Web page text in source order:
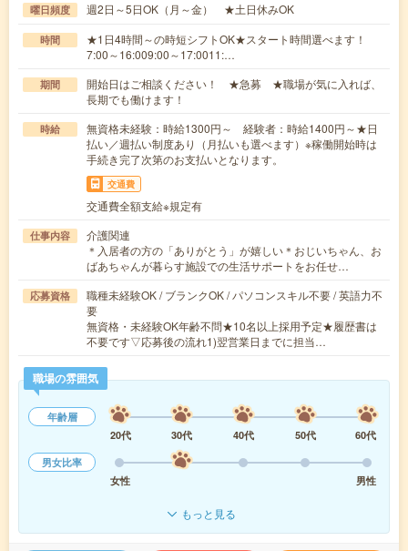
曜日頻度 週2日～5日OK（月～金） ★土日休みOK
時間
★1日4時間～の時短シフトOK★スタート時間選べます！
7:00～16:009:00～17:0011:…
期間
開始日はご相談ください！ ★急募 ★職場が気に入れば、
長期でも働けます！
時給
無資格未経験：時給1300円～ 経験者：時給1400円～★日
払い／週払い制度あり（月払いも選べます）※稼働開始時は
手続き完了次第のお支払いとなります。
交通費
交通費全額支給※規定有
仕事内容
介護関連
＊入居者の方の「ありがとう」が嬉しい＊おじいちゃん、お
ばあちゃんが暮らす施設での生活サポートをお任せ…
応募資格
職種未経験OK / ブランクOK / パソコンスキル不要 / 英語力不
要
無資格・未経験OK年齢不問★10名以上採用予定★履歴書は
不要です▽応募後の流れ1)翌営業日までに担当…
職場の雰囲気
年齢層
20代
30代 40代 50代
60代
男女比率
女性
男性
もっと見る